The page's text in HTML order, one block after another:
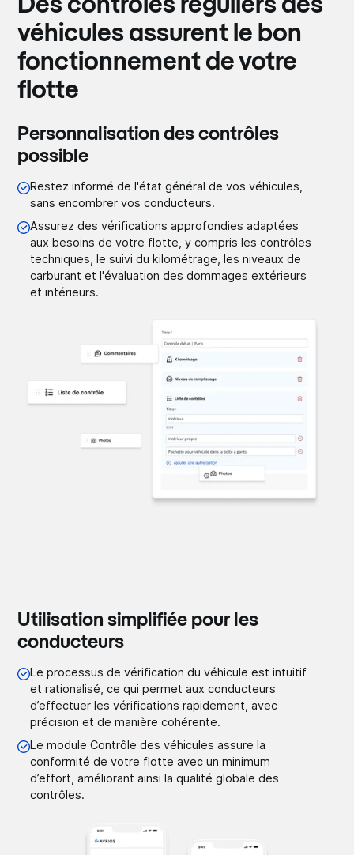
Des contrôles réguliers des
véhicules assurent le bon
fonctionnement de votre
flotte
Personnalisation des contrôles
possible
Restez informé de l'état général de vos véhicules,
sans encombrer vos conducteurs.
Assurez des vérifications approfondies adaptées
aux besoins de votre flotte, y compris les contrôles
techniques, le suivi du kilométrage, les niveaux de
carburant et l'évaluation des dommages extérieurs
et intérieurs.
Utilisation simplifiée pour les
conducteurs
Le processus de vérification du véhicule est intuitif
et rationalisé, ce qui permet aux conducteurs
d’effectuer les vérifications rapidement, avec
précision et de manière cohérente.
Le module Contrôle des véhicules assure la
conformité de votre flotte avec un minimum
d’effort, améliorant ainsi la qualité globale des
contrôles.